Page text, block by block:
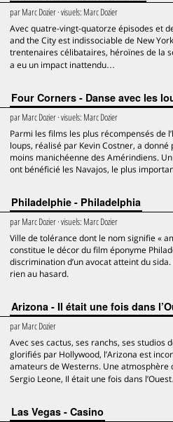
parMarc Dozier· visuels: Marc Dozier
Avec quatre-vingt-quatorze épisodes et
and the City est indissociable de New
trentenaires célibataires, héroïnes de la
a eu un impact inattendu…
Four Corners - Danse avec les
parMarc Dozier· visuels: Marc Dozier
Parmi les films les plus récompensés de
loups, réalisé par Kevin Costner, a
moins manichéenne des Amérindiens.
ont bénéficié les Navajos, le plus
Philadelphie - Philadelphia
parMarc Dozier· visuels: Marc Dozier
Ville de tolérance dont le nom signifie «
constitue le décor du film éponyme
discrimination d’un avocat atteint du
rien au hasard.
Arizona - Il était une fois dans
parMarc Dozier
Avec ses cactus, ses ranchs, ses studios
glorifiés par Hollywood, l’Arizona est
amateurs de Westerns. Une atmosphère
Sergio Leone, Il était une fois dans
Las Vegas - Casino